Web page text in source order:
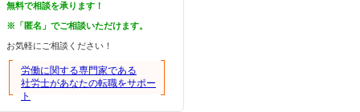
無料で相談を承ります！
※「匿名」でご相談いただけます。
お気軽にご相談ください！
労働に関する専門家である
社労士があなたの転職をサポー
ト